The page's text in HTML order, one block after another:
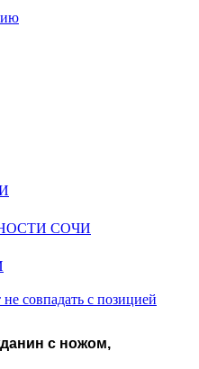
СОЧИ
совпадать с позицией
с ножом,